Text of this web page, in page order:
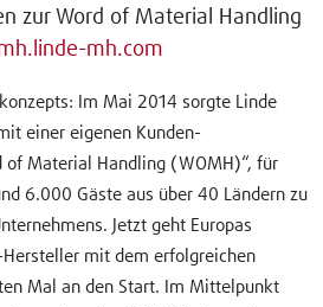
zur Word of Material Handling
mh.com
Im Mai 2014 sorgte Linde
einer eigenen Kunden-
of Material Handling (WOMH)“, für
6.000 Gäste aus über 40 Ländern zu
Jetzt geht Europas
mit dem erfolgreichen
Mal an den Start. Im Mittelpunkt